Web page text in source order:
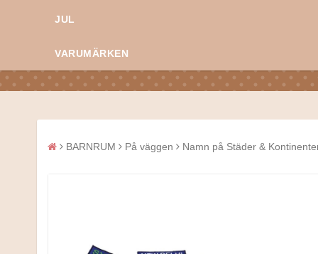
JUL
VARUMÄRKEN
BARNRUM På väggen Namn på Städer &